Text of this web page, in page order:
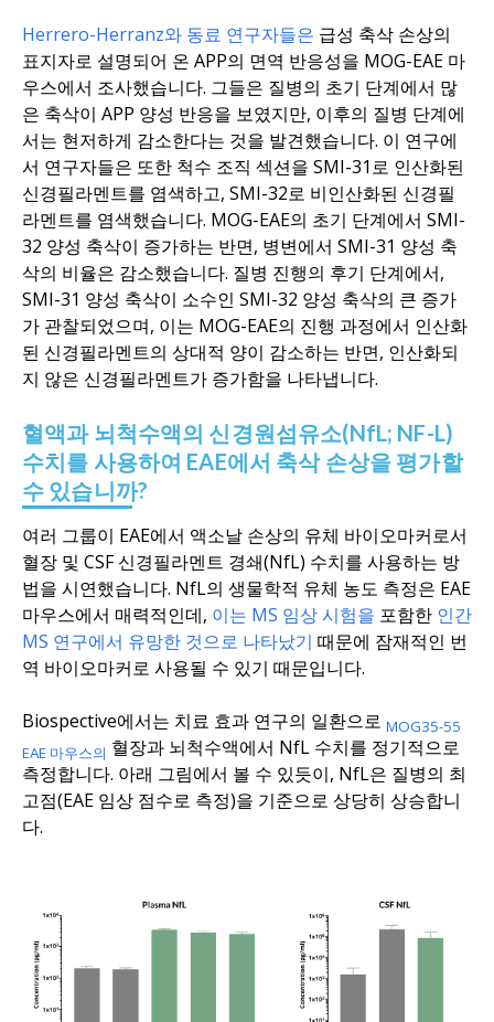
Herrero-Herranz와 동료 연구자들은 급성 축삭 손상의
표지자로 설명되어 온 APP의 면역 반응성을 MOG-EAE 마
우스에서 조사했습니다. 그들은 질병의 초기 단계에서 많
은 축삭이 APP 양성 반응을 보였지만, 이후의 질병 단계에
서는 현저하게 감소한다는 것을 발견했습니다. 이 연구에
서 연구자들은 또한 척수 조직 섹션을 SMI-31로 인산화된
신경필라멘트를 염색하고, SMI-32로 비인산화된 신경필
라멘트를 염색했습니다. MOG-EAE의 초기 단계에서 SMI-
32 양성 축삭이 증가하는 반면, 병변에서 SMI-31 양성 축
삭의 비율은 감소했습니다. 질병 진행의 후기 단계에서,
SMI-31 양성 축삭이 소수인 SMI-32 양성 축삭의 큰 증가
가 관찰되었으며, 이는 MOG-EAE의 진행 과정에서 인산화
된 신경필라멘트의 상대적 양이 감소하는 반면, 인산화되
지 않은 신경필라멘트가 증가함을 나타냅니다.
혈액과 뇌척수액의 신경원섬유소(NfL; NF-L)
수치를 사용하여 EAE에서 축삭 손상을 평가할
수 있습니까?
여러 그룹이 EAE에서 액소날 손상의 유체 바이오마커로서
혈장 및 CSF 신경필라멘트 경쇄(NfL) 수치를 사용하는 방
법을 시연했습니다. NfL의 생물학적 유체 농도 측정은 EAE
마우스에서 매력적인데, 이는 MS 임상 시험을 포함한 인간
MS 연구에서 유망한 것으로 나타났기 때문에 잠재적인 번
역 바이오마커로 사용될 수 있기 때문입니다.
Biospective에서는 치료 효과 연구의 일환으로 MOG35-55
EAE 마우스의 혈장과 뇌척수액에서 NfL 수치를 정기적으로
측정합니다. 아래 그림에서 볼 수 있듯이, NfL은 질병의 최
고점(EAE 임상 점수로 측정)을 기준으로 상당히 상승합니
다.